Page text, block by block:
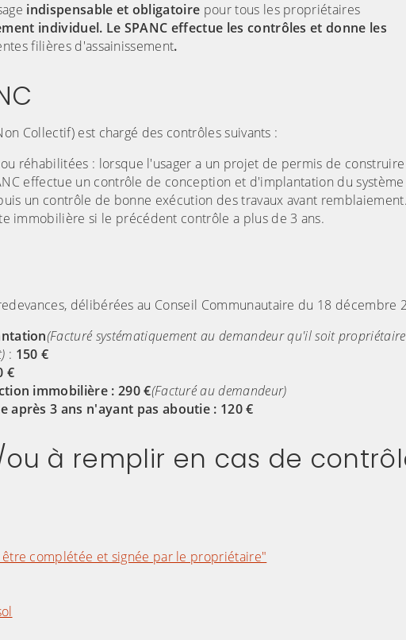
indispensable et obligatoire pour tous les propriétaires
individuel. Le SPANC effectue les contrôles et donne les
filières d'assainissement.
Collectif) est chargé des contrôles suivants :
réhabilitées : lorsque l'usager a un projet de permis de
effectue un contrôle de conception et d'implantation du
un contrôle de bonne exécution des travaux avant remblaiement.
immobilière si le précédent contrôle a plus de 3 ans.
délibérées au Conseil Communautaire du 18 décembre
(Facturé systématiquement au demandeur qu'il soit
: 150 €
€
immobilière : 290 €(Facturé au demandeur)
après 3 ans n'ayant pas aboutie : 120 €
à remplir en cas de
complétée et signée par le propriétaire"